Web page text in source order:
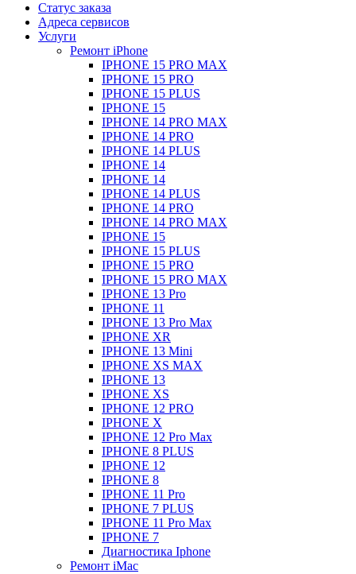
Статус заказа
Адреса сервисов
Услуги
Ремонт iPhone
IPHONE 15 PRO MAX
IPHONE 15 PRO
IPHONE 15 PLUS
IPHONE 15
IPHONE 14 PRO MAX
IPHONE 14 PRO
IPHONE 14 PLUS
IPHONE 14
IPHONE 14
IPHONE 14 PLUS
IPHONE 14 PRO
IPHONE 14 PRO MAX
IPHONE 15
IPHONE 15 PLUS
IPHONE 15 PRO
IPHONE 15 PRO MAX
IPHONE 13 Pro
IPHONE 11
IPHONE 13 Pro Max
IPHONE XR
IPHONE 13 Mini
IPHONE XS MAX
IPHONE 13
IPHONE XS
IPHONE 12 PRO
IPHONE X
IPHONE 12 Pro Max
IPHONE 8 PLUS
IPHONE 12
IPHONE 8
IPHONE 11 Pro
IPHONE 7 PLUS
IPHONE 11 Pro Max
IPHONE 7
Диагностика Iphone
Ремонт iMac